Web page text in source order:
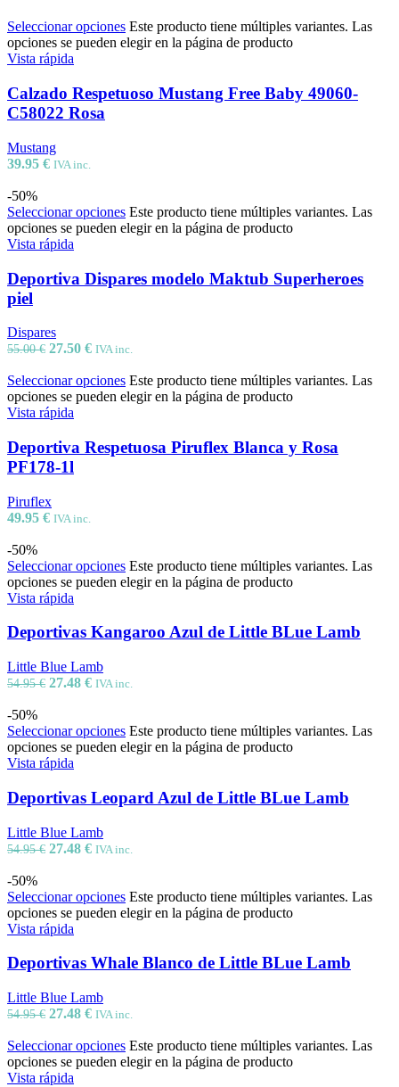
Seleccionar opciones Este producto tiene múltiples variantes. Las
opciones se pueden elegir en la página de producto
Vista rápida
Calzado Respetuoso Mustang Free Baby 49060-
C58022 Rosa
Mustang
39.95 € IVA inc.
-50%
Seleccionar opciones Este producto tiene múltiples variantes. Las
opciones se pueden elegir en la página de producto
Vista rápida
Deportiva Dispares modelo Maktub Superheroes
piel
Dispares
55.00€ 27.50 € IVA inc.
Seleccionar opciones Este producto tiene múltiples variantes. Las
opciones se pueden elegir en la página de producto
Vista rápida
Deportiva Respetuosa Piruflex Blanca y Rosa
PF178-1l
Piruflex
49.95 € IVA inc.
-50%
Seleccionar opciones Este producto tiene múltiples variantes. Las
opciones se pueden elegir en la página de producto
Vista rápida
Deportivas Kangaroo Azul de Little BLue Lamb
Little Blue Lamb
54.95€ 27.48 € IVA inc.
-50%
Seleccionar opciones Este producto tiene múltiples variantes. Las
opciones se pueden elegir en la página de producto
Vista rápida
Deportivas Leopard Azul de Little BLue Lamb
Little Blue Lamb
54.95€ 27.48 € IVA inc.
-50%
Seleccionar opciones Este producto tiene múltiples variantes. Las
opciones se pueden elegir en la página de producto
Vista rápida
Deportivas Whale Blanco de Little BLue Lamb
Little Blue Lamb
54.95€ 27.48 € IVA inc.
Seleccionar opciones Este producto tiene múltiples variantes. Las
opciones se pueden elegir en la página de producto
Vista rápida